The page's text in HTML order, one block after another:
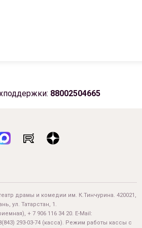
88002504665
драмы и комедии им. К.Тинчурина. 420021,
ул. Татарстан, 1.
+ 7 906 116 34 20. E-Mail:
293-03-74 (касса). Режим работы кассы с